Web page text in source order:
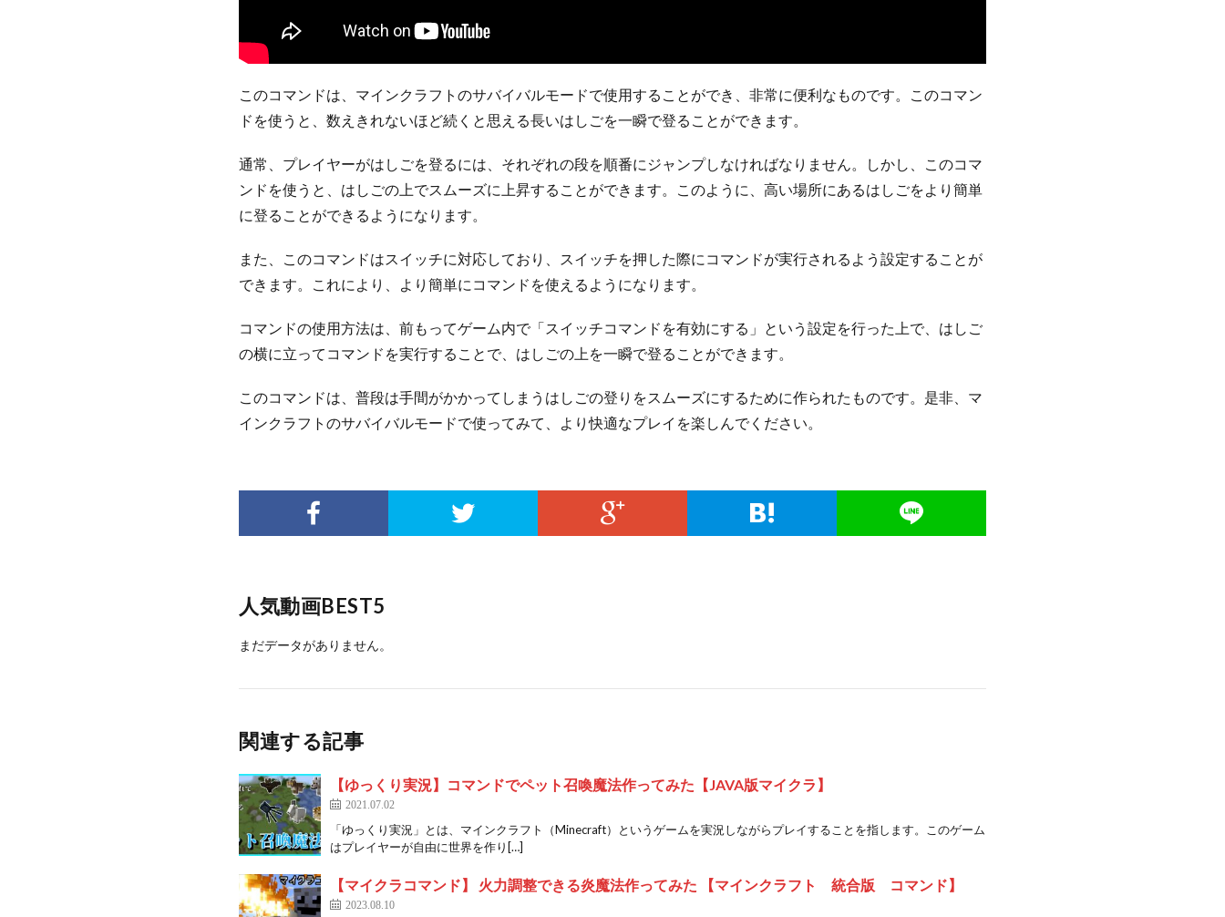
このコマンドは、マインクラフトのサバイバルモードで使用することができ、非常に便利なものです。このコマン
ドを使うと、数えきれないほど続くと思える長いはしごを一瞬で登ることができます。
通常、プレイヤーがはしごを登るには、それぞれの段を順番にジャンプしなければなりません。しかし、このコマ
ンドを使うと、はしごの上でスムーズに上昇することができます。このように、高い場所にあるはしごをより簡単
に登ることができるようになります。
また、このコマンドはスイッチに対応しており、スイッチを押した際にコマンドが実行されるよう設定することが
できます。これにより、より簡単にコマンドを使えるようになります。
コマンドの使用方法は、前もってゲーム内で「スイッチコマンドを有効にする」という設定を行った上で、はしご
の横に立ってコマンドを実行することで、はしごの上を一瞬で登ることができます。
このコマンドは、普段は手間がかかってしまうはしごの登りをスムーズにするために作られたものです。是非、マ
インクラフトのサバイバルモードで使ってみて、より快適なプレイを楽しんでください。
人気動画BEST5
まだデータがありません。
関連する記事
【ゆっくり実況】コマンドでペット召喚魔法作ってみた【JAVA版マイクラ】
2021.07.02
「ゆっくり実況」とは、マインクラフト（Minecraft）というゲームを実況しながらプレイすることを指します。このゲーム
はプレイヤーが自由に世界を作り[…]
【マイクラコマンド】 火力調整できる炎魔法作ってみた 【マインクラフト 統合版 コマンド】
2023.08.10